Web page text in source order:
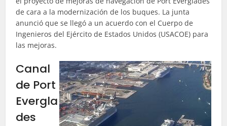
de cara a la modernización de los buques. La junta
anunció que se llegó a un acuerdo con el Cuerpo de
Ingenieros del Ejército de Estados Unidos (USACOE) para
las mejoras.
Canal
de Port
Evergla
des